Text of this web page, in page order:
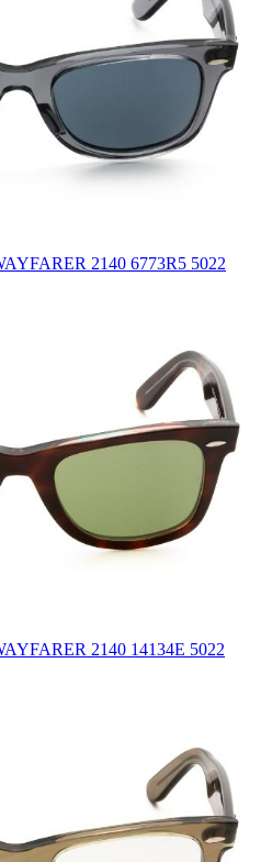
2140 6773R5 5022
2140 14134E 5022